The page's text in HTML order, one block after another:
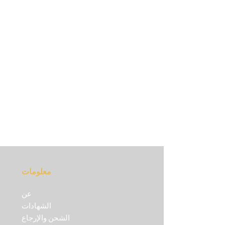
معلومات
عن
الشهادات
الشحن والإرجاع